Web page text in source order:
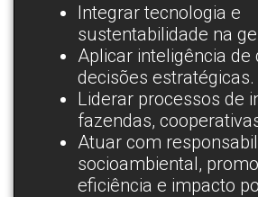
Integrar tecnologia e
sustentabilidade na
Aplicar inteligência de
decisões estratégicas.
Liderar processos de
fazendas,
Atuar com
socioambiental,
eficiência e impacto